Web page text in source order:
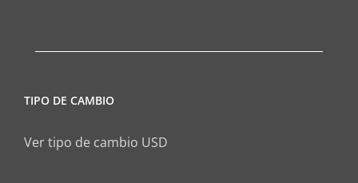
TIPO DE CAMBIO
Ver tipo de cambio USD